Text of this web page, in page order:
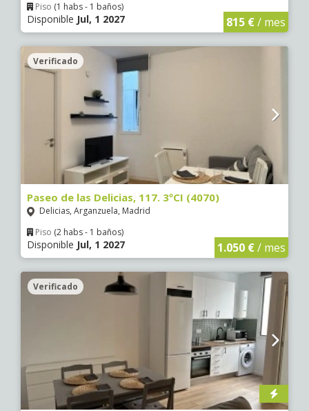
Piso (1 habs - 1 baños)
Disponible Jul, 1 2027 815 €/ mes
Verificado
Paseo de las Delicias, 117. 3ºCI (4070)
Delicias, Arganzuela, Madrid
Piso (2 habs - 1 baños)
Disponible Jul, 1 2027 1.050 €/ mes
Verificado